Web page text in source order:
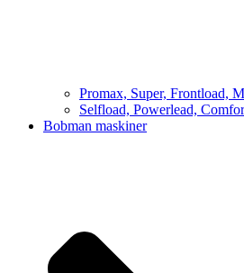
Promax, Super, Frontload,
Selfload, Powerlead,
Bobman maskiner